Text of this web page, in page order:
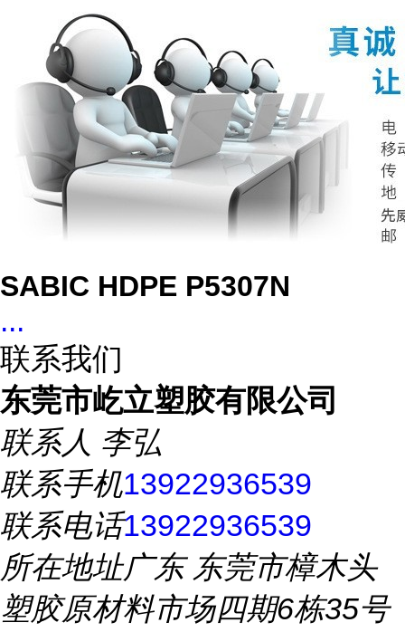
SABIC HDPE P5307N
...
联系我们
东莞市屹立塑胶有限公司
联系人 李弘
联系手机13922936539
联系电话13922936539
所在地址广东 东莞市樟木头
塑胶原材料市场四期6栋35号